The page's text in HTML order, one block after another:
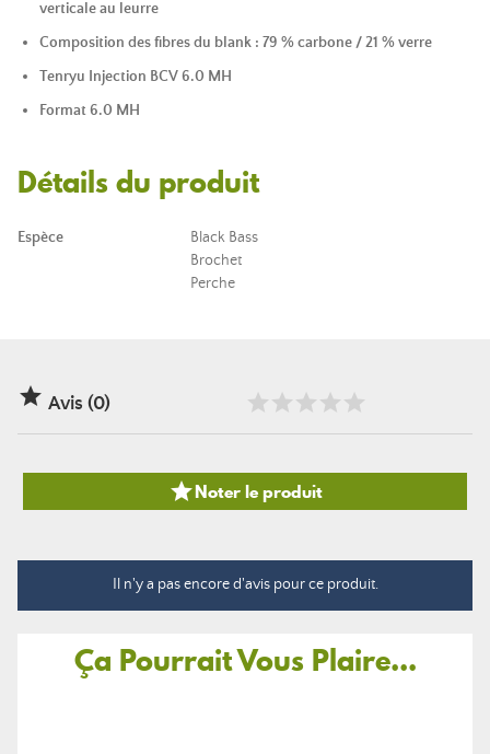
verticale au leurre
Composition des fibres du blank : 79 % carbone / 21 % verre
Tenryu Injection BCV 6.0 MH
Format 6.0 MH
Détails du produit
Espèce
Black Bass
Brochet
Perche
 Avis (0)
Noter le produit
Il n'y a pas encore d'avis pour ce produit.
Ça Pourrait Vous Plaire...